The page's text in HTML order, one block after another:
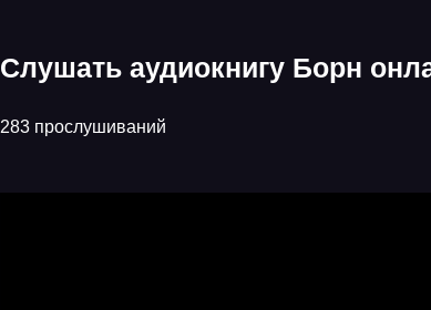
Слушать аудиокнигу Борн
283 прослушиваний